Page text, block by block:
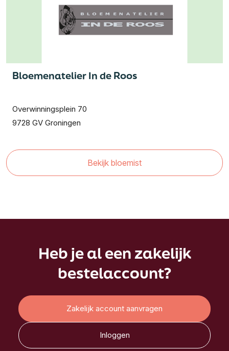
Bloemenatelier In de Roos
Overwinningsplein 70
9728 GV Groningen
Bekijk bloemist
Heb je al een zakelijk
bestelaccount?
Zakelijk account aanvragen
Inloggen